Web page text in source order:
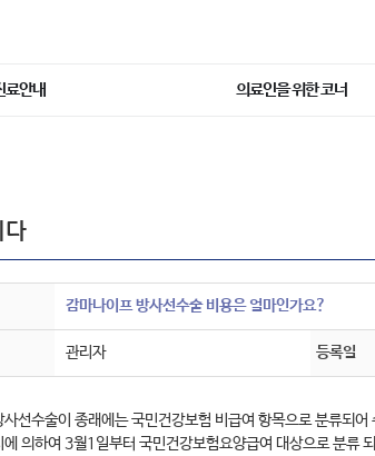
료안내 의료인을 위한 코너
다
감마나이프 방사선수술 비용은 얼마인가요?
관리자 등록일
사선수술이 종래에는 국민건강보험 비급여 항목으로 분류되
에 의하여 3월1일부터 국민건강보험요양급여 대상으로 분류